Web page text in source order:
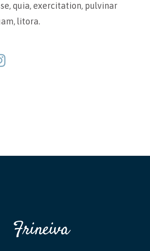
quia, exercitation, pulvinar
litora.
Frineiva